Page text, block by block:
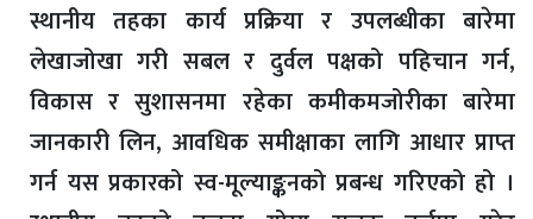
स्थानीय तहका कार्य प्रक्रिया र उपलब्धीका बारेमा
लेखाजोखा गरी सबल र दुर्वल पक्षको पहिचान गर्न,
विकास र सुशासनमा रहेका कमीकमजोरीका बारेमा
जानकारी लिन, आवधिक समीक्षाका लागि आधार प्राप्त
गर्न यस प्रकारको स्व-मूल्याङ्कनको प्रबन्ध गरिएको हो ।